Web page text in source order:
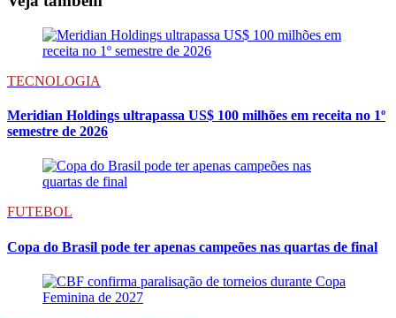
TECNOLOGIA
Meridian Holdings ultrapassa US$ 100 milhões em receita no 1º
semestre de 2026
FUTEBOL
Copa do Brasil pode ter apenas campeões nas quartas de final